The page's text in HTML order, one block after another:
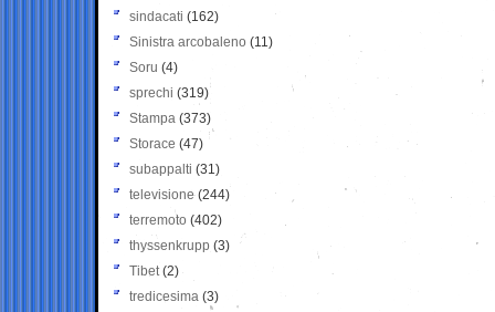
sindacati (162)
Sinistra arcobaleno (11)
Soru (4)
sprechi (319)
Stampa (373)
Storace (47)
subappalti (31)
televisione(244)
terremoto (402)
thyssenkrupp (3)
Tibet(2)
tredicesima (3)